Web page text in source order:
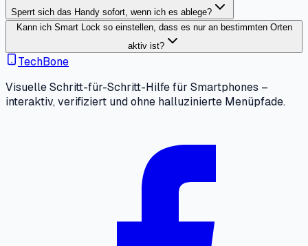
Sperrt sich das Handy sofort, wenn ich es ablege?
Kann ich Smart Lock so einstellen, dass es nur an bestimmten Orten
aktiv ist?
TechBone
Visuelle Schritt-für-Schritt-Hilfe für Smartphones –
interaktiv, verifiziert und ohne halluzinierte Menüpfade.